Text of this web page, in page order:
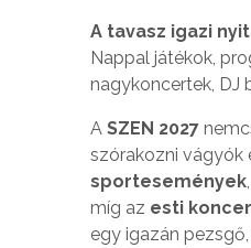
A tavasz igazi
Nappal játékok,
nagykoncertek, DJ
A SZEN 2027
szórakozni vágyók
sportesemények,
míg az esti
egy igazán